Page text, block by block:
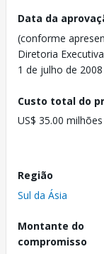
Data da
(conforme
Diretoria
1 de julho de 2008
Custo total do
US$ 35.00 milhões
Região
Sul da Ásia
Montante do
compromisso